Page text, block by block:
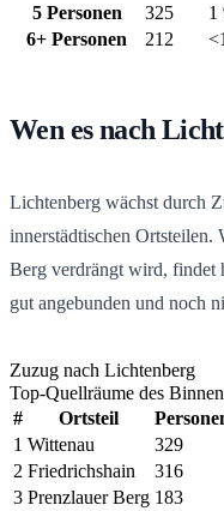
5 Personen
325
1
6+ Personen
212
Wen es nach
Lichtenberg wächst durch
innerstädtischen Ortsteilen.
Berg verdrängt wird, findet
gut angebunden und noch
Zuzug nach Lichtenberg
Top-Quellräume des
#
Ortsteil
1 Wittenau
329
2 Friedrichshain
316
3 Prenzlauer Berg 183